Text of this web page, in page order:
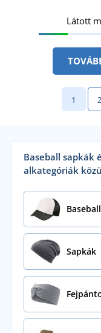
Látott
1 2
Baseball sapkák
alkategóriák
Sapkák